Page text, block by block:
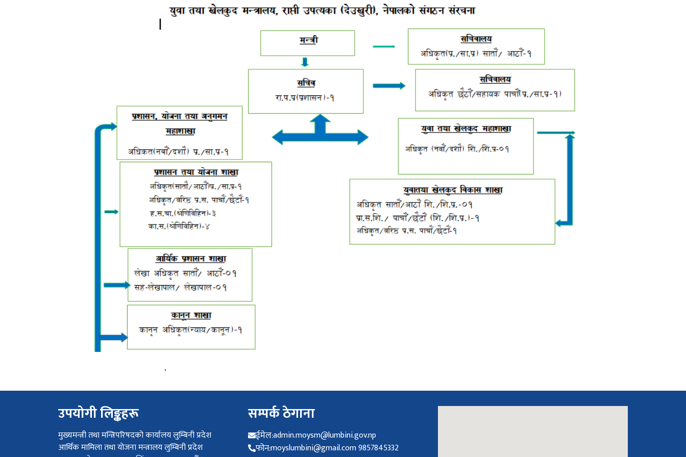
.
उपयोगी लिङ्कहरू
मुख्यमन्त्री तथा मन्त्रिपरिषदको कार्यालय लुम्बिनी प्रदेश
आर्थिक मामिला तथा योजना मन्त्रालय लुम्बिनी प्रदेश
सम्पर्क ठेगाना
ईमेल:admin.moysm@lumbini.gov.np
फोन:moyslumbini@gmail.com 9857845332